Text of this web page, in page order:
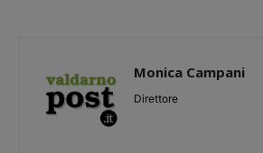
Monica Campani
Direttore